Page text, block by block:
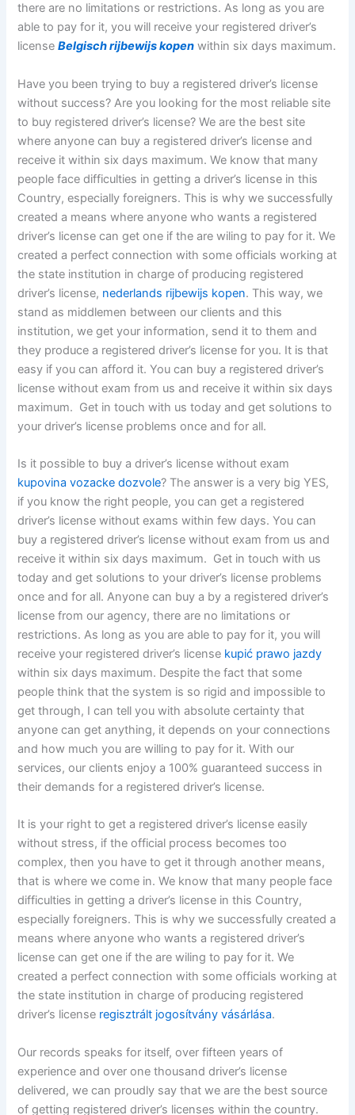
there are no limitations or restrictions. As long as you are
able to pay for it, you will receive your registered driver’s
licenseBelgisch rijbewijs kopen within six days maximum.
Have you been trying to buy a registered driver’s license
without success? Are you looking for the most reliable site
to buy registered driver’s license? We are the best site
where anyone can buy a registered driver’s license and
receive it within six days maximum. We know that many
people face difficulties in getting a driver’s license in this
Country, especially foreigners. This is why we successfully
created a means where anyone who wants a registered
driver’s license can get one if the are wiling to pay for it. We
created a perfect connection with some officials working at
the state institution in charge of producing registered
driver’s license, nederlands rijbewijs kopen. This way, we
stand as middlemen between our clients and this
institution, we get your information, send it to them and
they produce a registered driver’s license for you. It is that
easy if you can afford it. You can buy a registered driver’s
license without exam from us and receive it within six days
maximum. Get in touch with us today and get solutions to
your driver’s license problems once and for all.
Is it possible to buy a driver’s license without exam
kupovina vozacke dozvole? The answer is a very big YES,
if you know the right people, you can get a registered
driver’s license without exams within few days. You can
buy a registered driver’s license without exam from us and
receive it within six days maximum. Get in touch with us
today and get solutions to your driver’s license problems
once and for all. Anyone can buy a by a registered driver’s
license from our agency, there are no limitations or
restrictions. As long as you are able to pay for it, you will
receive your registered driver’s license kupić prawo jazdy
within six days maximum. Despite the fact that some
people think that the system is so rigid and impossible to
get through, I can tell you with absolute certainty that
anyone can get anything, it depends on your connections
and how much you are willing to pay for it. With our
services, our clients enjoy a 100% guaranteed success in
their demands for a registered driver’s license.
It is your right to get a registered driver’s license easily
without stress, if the official process becomes too
complex, then you have to get it through another means,
that is where we come in. We know that many people face
difficulties in getting a driver’s license in this Country,
especially foreigners. This is why we successfully created a
means where anyone who wants a registered driver’s
license can get one if the are wiling to pay for it. We
created a perfect connection with some officials working at
the state institution in charge of producing registered
driver’s license regisztrált jogosítvány vásárlása.
Our records speaks for itself, over fifteen years of
experience and over one thousand driver’s license
delivered, we can proudly say that we are the best source
of getting registered driver’s licenses within the country.